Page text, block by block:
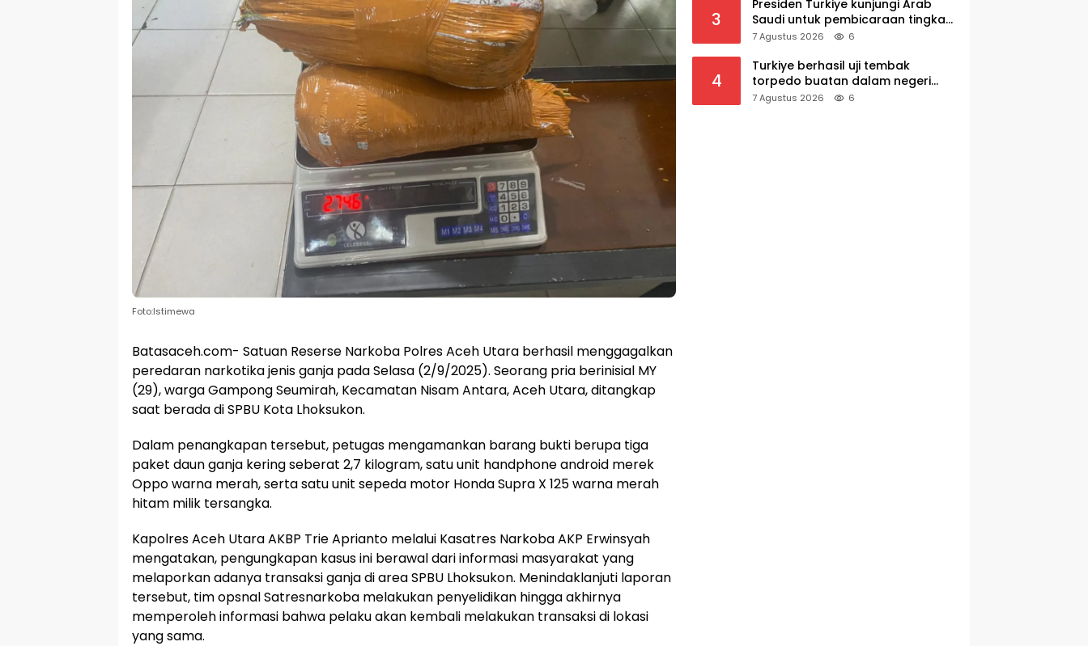
Foto:Istimewa
Batasaceh.com- Satuan Reserse Narkoba Polres Aceh Utara berhasil menggagalkan
peredaran narkotika jenis ganja pada Selasa (2/9/2025). Seorang pria berinisial MY
(29), warga Gampong Seumirah, Kecamatan Nisam Antara, Aceh Utara, ditangkap
saat berada di SPBU Kota Lhoksukon.
Dalam penangkapan tersebut, petugas mengamankan barang bukti berupa tiga
paket daun ganja kering seberat 2,7 kilogram, satu unit handphone android merek
Oppo warna merah, serta satu unit sepeda motor Honda Supra X 125 warna merah
hitam milik tersangka.
Kapolres Aceh Utara AKBP Trie Aprianto melalui Kasatres Narkoba AKP Erwinsyah
mengatakan, pengungkapan kasus ini berawal dari informasi masyarakat yang
melaporkan adanya transaksi ganja di area SPBU Lhoksukon. Menindaklanjuti laporan
tersebut, tim opsnal Satresnarkoba melakukan penyelidikan hingga akhirnya
memperoleh informasi bahwa pelaku akan kembali melakukan transaksi di lokasi
yang sama.
3
Presiden Turkiye kunjungi Arab
Saudi untuk pembicaraan tingkat
tinggi dengan putra mahkota
7 Agustus 2026 6
4
Turkiye berhasil uji tembak
torpedo buatan dalam negeri
AKYA
7 Agustus 2026 6